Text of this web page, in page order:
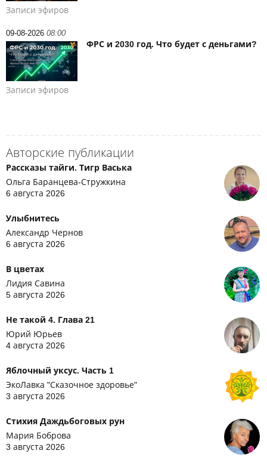
Записи эфиров
09-08-2026 08:00
ФРС и 2030 год. Что будет с деньгами?
Записи эфиров
Авторские публикации
Рассказы тайги. Тигр Васька
Ольга Баранцева-Стружкина
6 августа 2026
Улыбнитесь
Александр Чернов
6 августа 2026
В цветах
Лидия Савина
5 августа 2026
Не такой 4. Глава 21
Юрий Юрьев
4 августа 2026
Яблочный уксус. Часть 1
ЭкоЛавка "Сказочное здоровье"
3 августа 2026
Стихия Даждьбоговых рун
Мария Боброва
3 августа 2026